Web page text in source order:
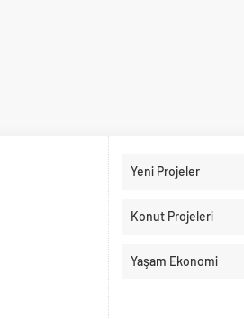
Yeni Projeler
Konut Projeleri
Yaşam Ekonomi